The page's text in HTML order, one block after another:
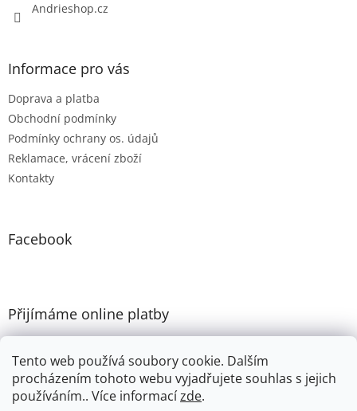
Tento web používá soubory cookie. Dalším
procházením tohoto webu vyjadřujete souhlas s jejich
používáním.. Více informacízde.
Andrieshop.cz
Informace pro vás
Doprava a platba
Obchodní podmínky
Podmínky ochrany os. údajů
Reklamace, vrácení zboží
Kontakty
Facebook
Přijímáme online platby